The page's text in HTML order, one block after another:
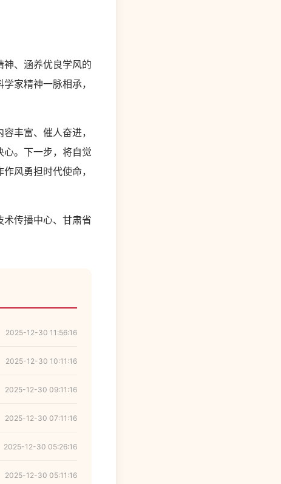
、涵养优良学风的
家精神一脉相承，
丰富、催人奋进，
。下一步，将自觉
风勇担时代使命，
传播中心、甘肃省
2025-12-30 11:56:16
2025-12-30 10:11:16
2025-12-30 09:11:16
2025-12-30 07:11:16
2025-12-30 05:26:16
2025-12-30 05:11:16